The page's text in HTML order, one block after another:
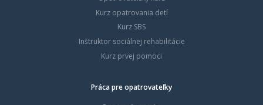
Kurz opatrovania detí
Kurz SBS
Inštruktor sociálnej rehabilitácie
Kurz prvej pomoci
Práca pre opatrovateľky